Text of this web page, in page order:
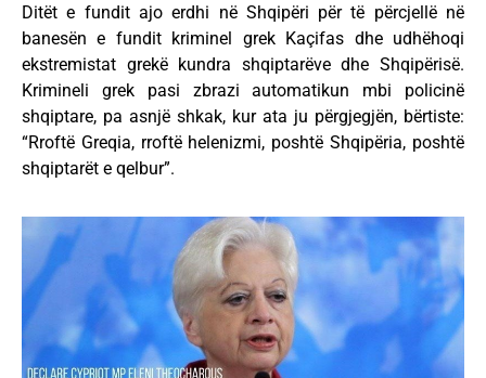
Ditët e fundit ajo erdhi në Shqipëri për të përcjellë në
banesën e fundit kriminel grek Kaçifas dhe udhëhoqi
ekstremistat grekë kundra shqiptarëve dhe Shqipërisë.
Krimineli grek pasi zbrazi automatikun mbi policinë
shqiptare, pa asnjë shkak, kur ata ju përgjegjën, bërtiste:
“Rroftë Greqia, rroftë helenizmi, poshtë Shqipëria, poshtë
shqiptarët e qelbur”.